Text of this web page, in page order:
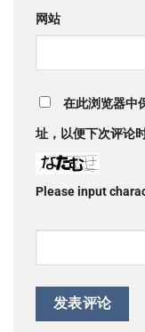
网站
在此浏览器中
址，以便下次评论
Please input